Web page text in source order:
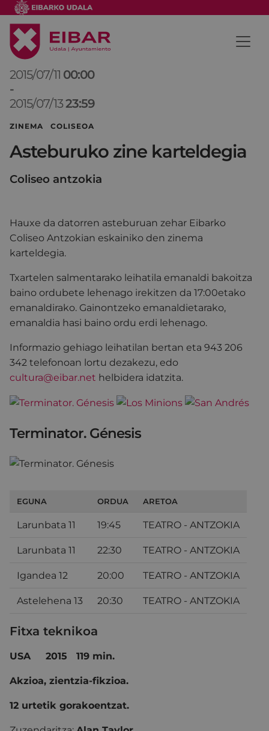
2015/07/11 00:00
-
2015/07/1323:59
ZINEMA COLISEOA
Asteburuko zine karteldegia
Coliseo antzokia
Hauxe da datorren asteburuan zehar Eibarko
Coliseo Antzokian eskainiko den zinema
karteldegia.
Txartelen salmentarako leihatila emanaldi bakoitza
baino ordubete lehenago irekitzen da 17:00etako
emanaldirako. Gainontzeko emanaldietarako,
emanaldia hasi baino ordu erdi lehenago.
Informazio gehiago leihatilan bertan eta 943 206
342 telefonoan lortu dezakezu, edo
cultura@eibar.net helbidera idatzita.
Terminator. Génesis
EGUNA ORDUA ARETOA
Larunbata 11 19:45 TEATRO - ANTZOKIA
Larunbata 11 22:30 TEATRO - ANTZOKIA
Igandea 12 20:00 TEATRO - ANTZOKIA
Astelehena 13 20:30 TEATRO - ANTZOKIA
Fitxa teknikoa
USA 2015 119 min.
Akzioa, zientzia-fikzioa.
12 urtetik gorakoentzat.